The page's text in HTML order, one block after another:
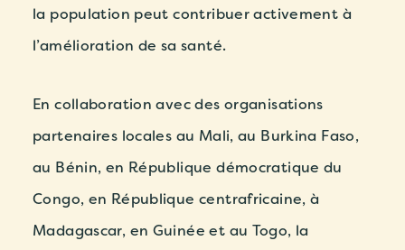
la population peut contribuer activement à
l’amélioration de sa santé.
En collaboration avec des organisations
partenaires locales au Mali, au Burkina Faso,
au Bénin, en République démocratique du
Congo, en République centrafricaine, à
Madagascar, en Guinée et au Togo, la